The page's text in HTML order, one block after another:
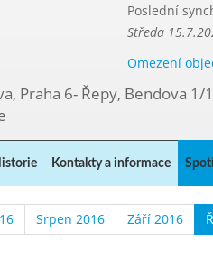
Poslední
Středa
Omezení
Praha 6- Řepy, Bendova 1/
Kontakty a informace
Srpen 2016 Září 2016